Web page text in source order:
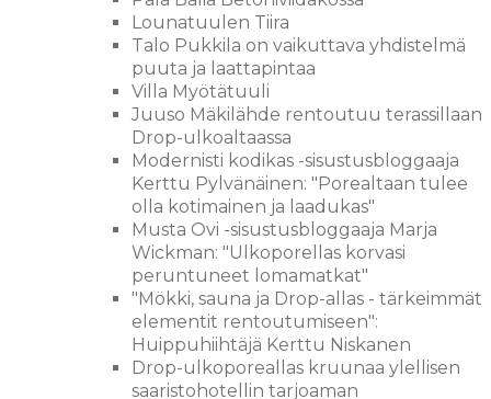
Lounatuulen Tiira
Talo Pukkila on vaikuttava yhdistelmä
puuta ja laattapintaa
Villa Myötätuuli
Juuso Mäkilähde rentoutuu terassillaan
Drop-ulkoaltaassa
Modernisti kodikas -sisustusbloggaaja
Kerttu Pylvänäinen: "Porealtaan tulee
olla kotimainen ja laadukas"
Musta Ovi -sisustusbloggaaja Marja
Wickman: "Ulkoporellas korvasi
peruntuneet lomamatkat"
"Mökki, sauna ja Drop-allas - tärkeimmät
elementit rentoutumiseen":
Huippuhiihtäjä Kerttu Niskanen
Drop-ulkoporeallas kruunaa ylellisen
saaristohotellin tarjoaman